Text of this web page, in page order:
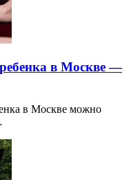
в Москве —
в Москве можно